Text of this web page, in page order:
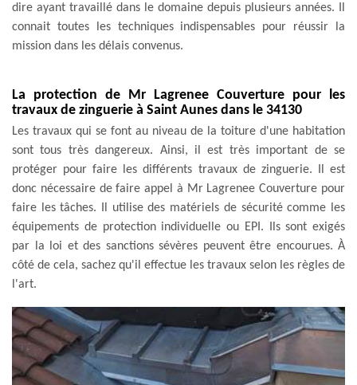
dire ayant travaillé dans le domaine depuis plusieurs années. Il
connait toutes les techniques indispensables pour réussir la
mission dans les délais convenus.
La protection de Mr Lagrenee Couverture pour les
travaux de zinguerie à Saint Aunes dans le 34130
Les travaux qui se font au niveau de la toiture d'une habitation
sont tous très dangereux. Ainsi, il est très important de se
protéger pour faire les différents travaux de zinguerie. Il est
donc nécessaire de faire appel à Mr Lagrenee Couverture pour
faire les tâches. Il utilise des matériels de sécurité comme les
équipements de protection individuelle ou EPI. Ils sont exigés
par la loi et des sanctions sévères peuvent être encourues. À
côté de cela, sachez qu'il effectue les travaux selon les règles de
l'art.